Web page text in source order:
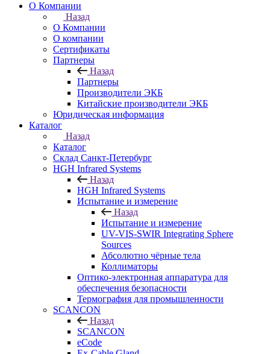
О Компании
Назад
О Компании
О компании
Сертификаты
Партнеры
Назад
Партнеры
Производители ЭКБ
Китайские производители ЭКБ
Юридическая информация
Каталог
Назад
Каталог
Cклад Санкт-Петербург
HGH Infrared Systems
Назад
HGH Infrared Systems
Испытание и измерение
Назад
Испытание и измерение
UV-VIS-SWIR Integrating Sphere
Sources
Абсолютно чёрные тела
Коллиматоры
Оптико-электронная аппаратура для
обеспечения безопасности
Термография для промышленности
SCANCON
Назад
SCANCON
eCode